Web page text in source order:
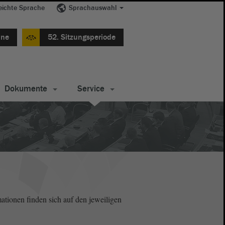
Sprache Sprachauswahl
52. Sitzungsperiode
Dokumente Service
finden sich auf den jeweiligen